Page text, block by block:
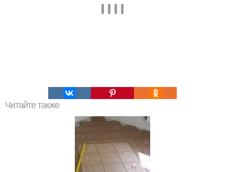
Читайте также